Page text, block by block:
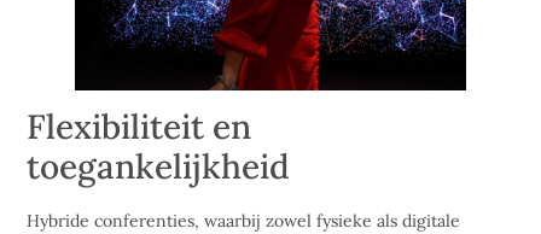
Flexibiliteit en
toegankelijkheid
Hybride conferenties, waarbij zowel fysieke als digitale